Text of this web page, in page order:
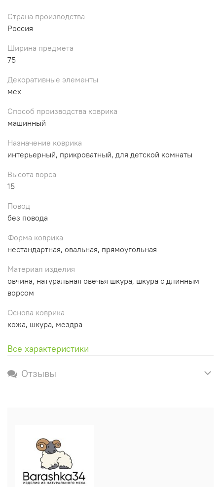
Страна производства
Россия
Ширина предмета
75
Декоративные элементы
мех
Способ производства коврика
машинный
Назначение коврика
интерьерный, прикроватный, для детской комнаты
Высота ворса
15
Повод
без повода
Форма коврика
нестандартная, овальная, прямоугольная
Материал изделия
овчина, натуральная овечья шкура, шкура с длинным
ворсом
Основа коврика
кожа, шкура, мездра
Все характеристики
Отзывы